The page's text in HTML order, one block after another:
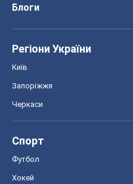
Блоги
Регіони України
Київ
Запоріжжя
Черкаси
Спорт
Футбол
Хокей